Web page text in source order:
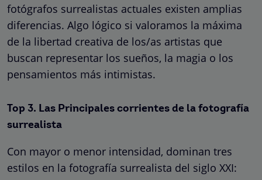
fotógrafos surrealistas actuales existen amplias
diferencias. Algo lógico si valoramos la máxima
de la libertad creativa de los/as artistas que
buscan representar los sueños, la magia o los
pensamientos más intimistas.
Top 3. Las Principales corrientes de la fotografía
surrealista
Con mayor o menor intensidad, dominan tres
estilos en la fotografía surrealista del siglo XXI: